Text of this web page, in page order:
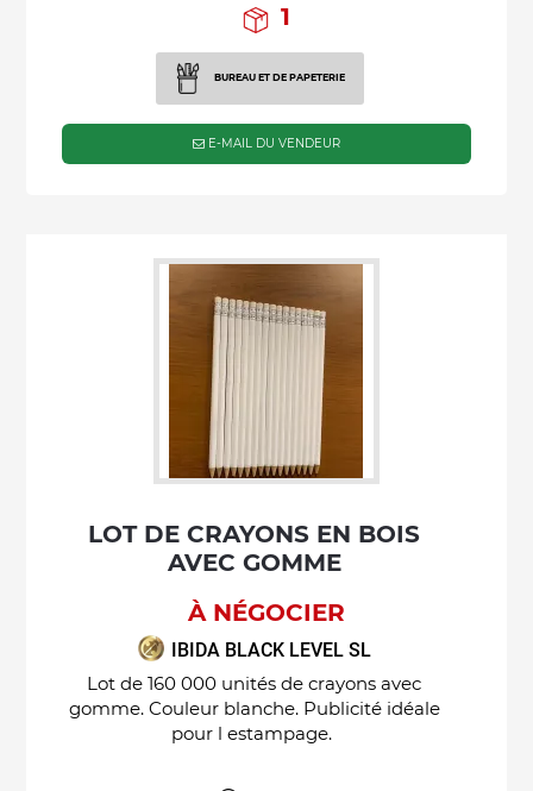
1
BUREAU ET DE PAPETERIE
E-MAIL DU VENDEUR
LOT DE CRAYONS EN BOIS
AVEC GOMME
À NÉGOCIER
IBIDA BLACK LEVEL SL
Lot de 160 000 unités de crayons avec
gomme. Couleur blanche. Publicité idéale
pour l estampage.